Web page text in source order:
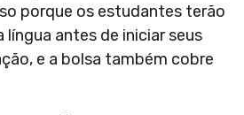
porque os estudantes terão
língua antes de iniciar seus
e a bolsa também cobre